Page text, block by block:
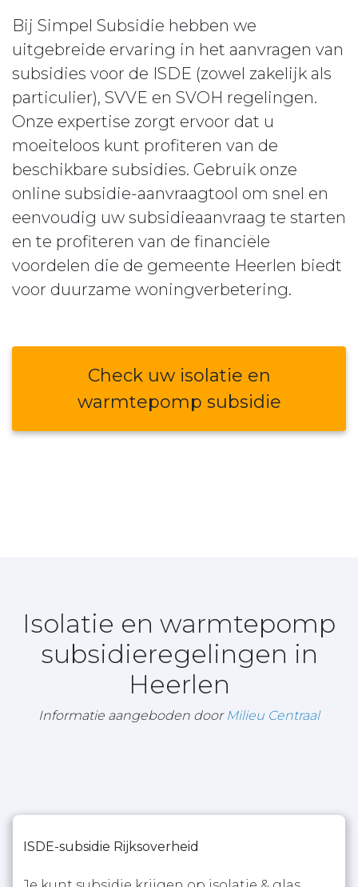
Bij Simpel Subsidie hebben we
uitgebreide ervaring in het aanvragen van
subsidies voor de ISDE (zowel zakelijk als
particulier), SVVE en SVOH regelingen.
Onze expertise zorgt ervoor dat u
moeiteloos kunt profiteren van de
beschikbare subsidies. Gebruik onze
online subsidie-aanvraagtool om snel en
eenvoudig uw subsidieaanvraag te starten
en te profiteren van de financiële
voordelen die de gemeente Heerlen biedt
voor duurzame woningverbetering.
Check uw isolatie en
warmtepomp subsidie
Isolatie en warmtepomp
subsidieregelingen in
Heerlen
Informatie aangeboden door Milieu Centraal
ISDE-subsidie Rijksoverheid